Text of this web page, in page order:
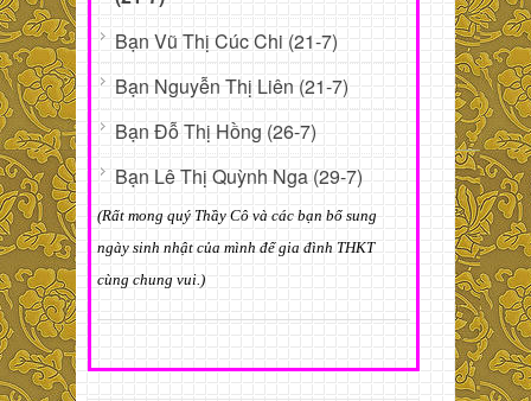
Bạn Vũ Thị Cúc Chi (21-7)
Bạn Nguyễn Thị Liên (21-7)
Bạn Đỗ Thị Hồng (26-7)
Bạn Lê Thị Quỳnh Nga (29-7)
(Rất mong quý Thầy Cô và các bạn bổ sung
ngày sinh nhật của mình để gia đình THKT
cùng chung vui.)